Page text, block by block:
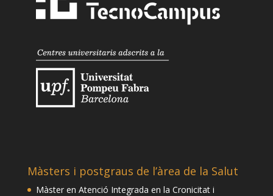
Màsters i postgraus de l’àrea de la Salut
Màster en Atenció Integrada en la Cronicitat i